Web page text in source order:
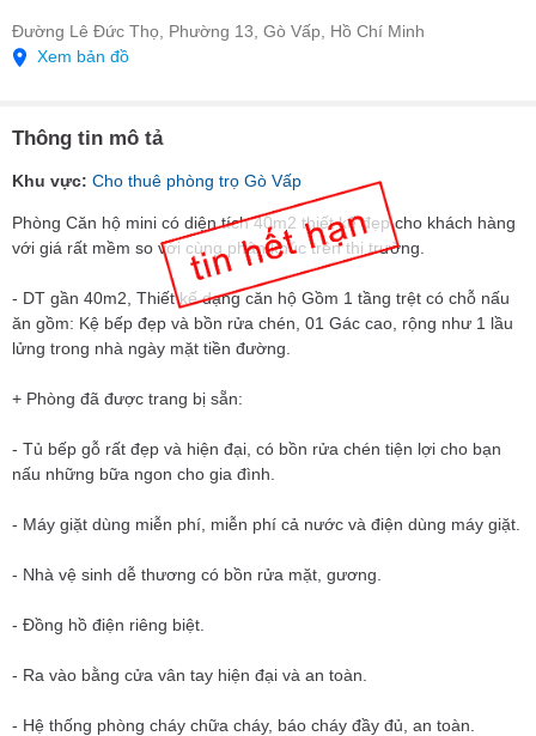
Đường Lê Đức Thọ, Phường 13, Gò Vấp, Hồ Chí Minh
Xem bản đồ
Thông tin mô tả
Khu vực: Cho thuê phòng trọ Gò Vấp
Phòng Căn hộ mini có diện tích 40m2 thiết kế đẹp cho khách hàng
với giá rất mềm so với cùng phân khúc trên thị trường.
- DT gần 40m2, Thiết kế dạng căn hộ Gồm 1 tầng trệt có chỗ nấu
ăn gồm: Kệ bếp đẹp và bồn rửa chén, 01 Gác cao, rộng như 1 lầu
lửng trong nhà ngày mặt tiền đường.
+ Phòng đã được trang bị sẵn:
- Tủ bếp gỗ rất đẹp và hiện đại, có bồn rửa chén tiện lợi cho bạn
nấu những bữa ngon cho gia đình.
- Máy giặt dùng miễn phí, miễn phí cả nước và điện dùng máy giặt.
- Nhà vệ sinh dễ thương có bồn rửa mặt, gương.
- Đồng hồ điện riêng biệt.
- Ra vào bằng cửa vân tay hiện đại và an toàn.
- Hệ thống phòng cháy chữa cháy, báo cháy đầy đủ, an toàn.